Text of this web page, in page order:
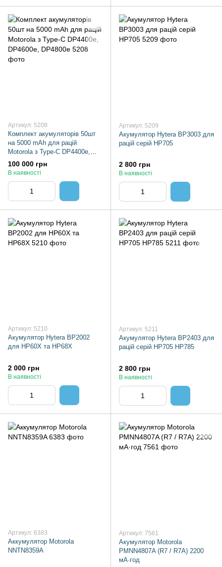
Артикул: 5208
Комплект акумуляторів 50шт
на 5000 mAh для рацій
Motorola з Type-C DP4400e,
DP4600e, DP4800e
100 000 грн
В наявності
Артикул: 5209
Акумулятор Hytera BP3003 для
рацій серій HP705
2 800 грн
В наявності
Артикул: 5210
Акумулятор Hytera BP2002
для HP60X та HP68X
2 000 грн
В наявності
Артикул: 5211
Акумулятор Hytera BP2403 для
рацій серій HP705 HP785
2 800 грн
В наявності
Артикул: 6383
Аккумулятор Motorola
NNTN8359A
Артикул: 7561
Акумулятор Motorola
PMNN4807A (R7 / R7A) 2200
мА·год